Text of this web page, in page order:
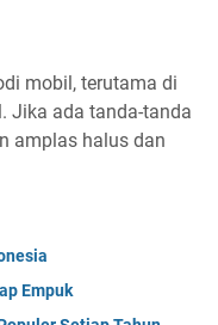
mobil, terutama di
Jika ada tanda-tanda
amplas halus dan
Empuk